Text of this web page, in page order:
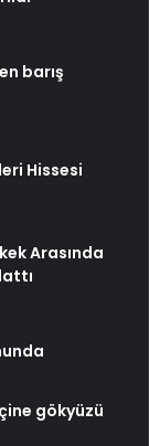
barış
Hissesi
Arasında
gökyüzü